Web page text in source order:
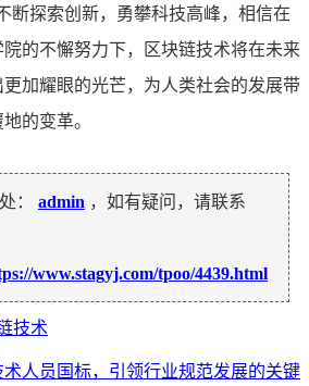
断探索创新，勇攀科技高峰，相信在
的不懈努力下，区块链技术将在未来
加耀眼的光芒，为人类社会的发展带
的变革。
： admin ，如有疑问，请联系
www.stagyj.com/tpoo/4439.html
技术
术人员国标，引领行业规范发展的关键